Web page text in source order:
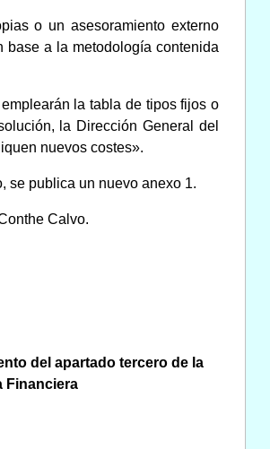
o un asesoramiento externo
base a la metodología contenida
la tabla de tipos fijos o
la Dirección General del
nuevos costes».
se publica un nuevo anexo 1.
Calvo.
del apartado tercero de la
Financiera